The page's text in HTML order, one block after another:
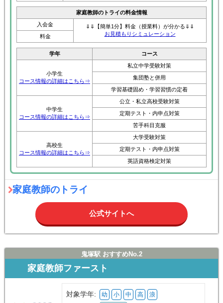
家庭教師のトライの料金情報
入会金
⇓⇓【簡単1分】料金（授業料）が分かる⇓⇓
お見積もりシミュレーション
料金
学年 コース
小学生
コース情報の詳細はこちら⇒
私立中学受験対策
集団塾と併用
学習基礎固め・学習習慣の定着
中学生
コース情報の詳細はこちら⇒
公立・私立高校受験対策
定期テスト・内申点対策
苦手科目克服
高校生
コース情報の詳細はこちら⇒
大学受験対策
定期テスト・内申点対策
英語資格検定対策
家庭教師のトライ
公式サイトへ
鬼塚駅 おすすめNo.2
家庭教師ファースト
対象学年: 幼 小 中 高 浪